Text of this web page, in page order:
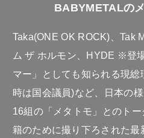
BABYMETALの
Taka(ONE OK ROCK)、Tak
ム ザ ホルモン、HYDE ※登
マー」としても知られる現
時は国会議員)など、日本の
16組の「メタトモ」とのト
籍のために撮り下ろされた